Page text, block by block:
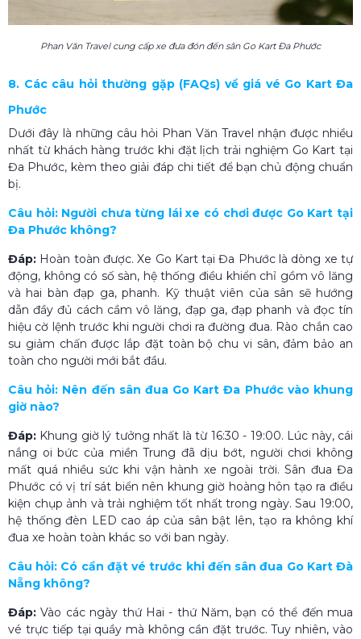
Phan Văn Travel cung cấp xe đưa đón đến sân Go Kart Đa Phước
8. Các câu hỏi thường gặp (FAQs) về giá vé Go Kart Đa
Phước
Dưới đây là những câu hỏi Phan Văn Travel nhận được nhiều
nhất từ khách hàng trước khi đặt lịch trải nghiệm Go Kart tại
Đa Phước, kèm theo giải đáp chi tiết để bạn chủ động chuẩn
bị.
Câu hỏi: Người chưa từng lái xe có chơi được Go Kart tại
Đa Phước không?
Đáp: Hoàn toàn được. Xe Go Kart tại Đa Phước là dòng xe tự
động, không có số sàn, hệ thống điều khiển chỉ gồm vô lăng
và hai bàn đạp ga, phanh. Kỹ thuật viên của sân sẽ hướng
dẫn đầy đủ cách cầm vô lăng, đạp ga, đạp phanh và đọc tín
hiệu cờ lệnh trước khi người chơi ra đường đua. Rào chắn cao
su giảm chấn được lắp đặt toàn bộ chu vi sân, đảm bảo an
toàn cho người mới bắt đầu.
Câu hỏi: Nên đến sân đua Go Kart Đa Phước vào khung
giờ nào?
Đáp: Khung giờ lý tưởng nhất là từ 16:30 - 19:00. Lúc này, cái
nắng oi bức của miền Trung đã dịu bớt, người chơi không
mất quá nhiều sức khi vận hành xe ngoài trời. Sân đua Đa
Phước có vị trí sát biển nên khung giờ hoàng hôn tạo ra điều
kiện chụp ảnh và trải nghiệm tốt nhất trong ngày. Sau 19:00,
hệ thống đèn LED cao áp của sân bật lên, tạo ra không khí
đua xe hoàn toàn khác so với ban ngày.
Câu hỏi: Có cần đặt vé trước khi đến sân đua Go Kart Đà
Nẵng không?
Đáp: Vào các ngày thứ Hai - thứ Năm, bạn có thể đến mua
vé trực tiếp tại quầy mà không cần đặt trước. Tuy nhiên, vào